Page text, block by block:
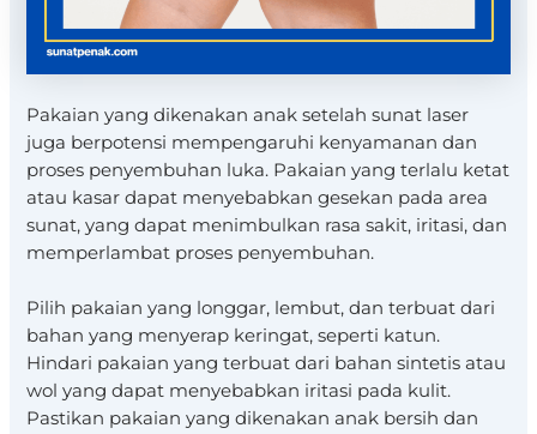
Pakaian yang dikenakan anak setelah sunat laser
juga berpotensi mempengaruhi kenyamanan dan
proses penyembuhan luka. Pakaian yang terlalu ketat
atau kasar dapat menyebabkan gesekan pada area
sunat, yang dapat menimbulkan rasa sakit, iritasi, dan
memperlambat proses penyembuhan.
Pilih pakaian yang longgar, lembut, dan terbuat dari
bahan yang menyerap keringat, seperti katun.
Hindari pakaian yang terbuat dari bahan sintetis atau
wol yang dapat menyebabkan iritasi pada kulit.
Pastikan pakaian yang dikenakan anak bersih dan